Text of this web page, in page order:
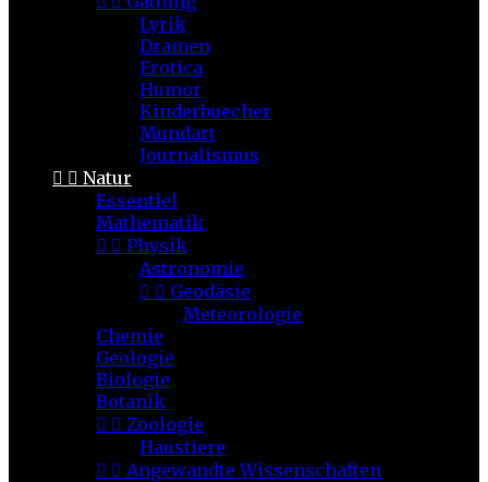
Lyrik
Dramen
Erotica
Humor
Kinderbuecher
Mundart
Journalismus
  Natur
Essentiel
Mathematik
  Physik
Astronomie
  Geodäsie
Meteorologie
Chemie
Geologie
Biologie
Botanik
  Zoologie
Haustiere
  Angewandte Wissenschaften